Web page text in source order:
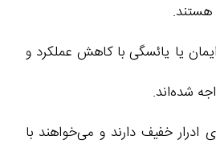
هستند.
یا یائسگی با کاهش عملکرد و
شده‌اند.
ادرار خفیف دارند و می‌خواهند با